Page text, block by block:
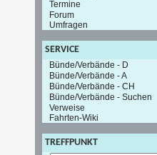
Termine
Forum
Umfragen
SERVICE
Bünde/Verbände - D
Bünde/Verbände - A
Bünde/Verbände - CH
Bünde/Verbände - Suchen
Verweise
Fahrten-Wiki
TREFFPUNKT